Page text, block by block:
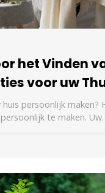
het Vinden
voor uw
huis persoonlijk maken?
te maken.